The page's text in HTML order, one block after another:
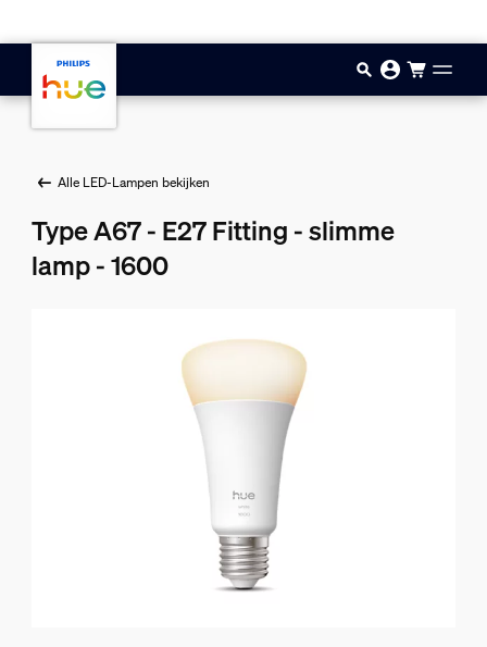
Alle LED-Lampen bekijken
Type A67 - E27 Fitting - slimme
lamp - 1600